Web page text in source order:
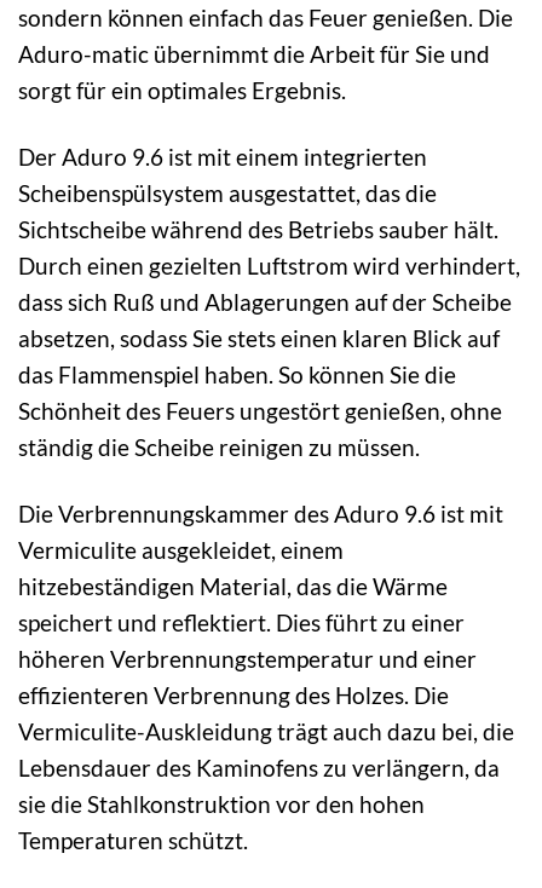
sondern können einfach das Feuer genießen. Die
Aduro-matic übernimmt die Arbeit für Sie und
sorgt für ein optimales Ergebnis.
Der Aduro 9.6 ist mit einem integrierten
Scheibenspülsystem ausgestattet, das die
Sichtscheibe während des Betriebs sauber hält.
Durch einen gezielten Luftstrom wird verhindert,
dass sich Ruß und Ablagerungen auf der Scheibe
absetzen, sodass Sie stets einen klaren Blick auf
das Flammenspiel haben. So können Sie die
Schönheit des Feuers ungestört genießen, ohne
ständig die Scheibe reinigen zu müssen.
Die Verbrennungskammer des Aduro 9.6 ist mit
Vermiculite ausgekleidet, einem
hitzebeständigen Material, das die Wärme
speichert und reflektiert. Dies führt zu einer
höheren Verbrennungstemperatur und einer
effizienteren Verbrennung des Holzes. Die
Vermiculite-Auskleidung trägt auch dazu bei, die
Lebensdauer des Kaminofens zu verlängern, da
sie die Stahlkonstruktion vor den hohen
Temperaturen schützt.